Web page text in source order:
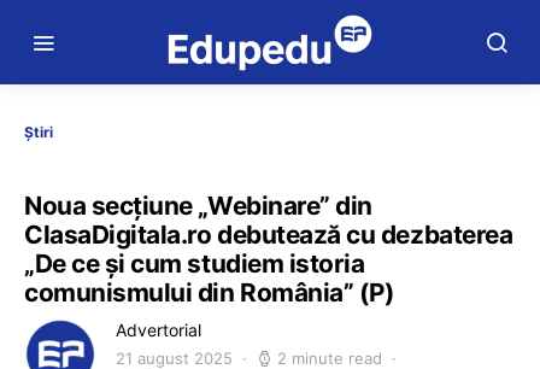
Știri
Noua secțiune „Webinare” din
ClasaDigitala.ro debutează cu dezbaterea
„De ce și cum studiem istoria
comunismului din România” (P)
Advertorial
21 august 2025 2 minute read